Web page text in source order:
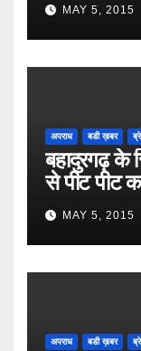
MAY 5, 2015
अपराध बडी ख़बर
बहादुरगढ़ के
से पीट पीट
MAY 5, 2015
अपराध बडी ख़बर